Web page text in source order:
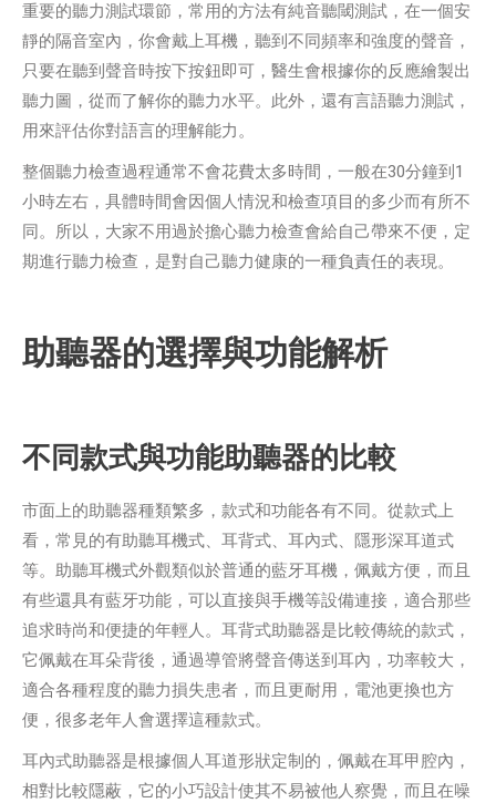
重要的聽力測試環節，常用的方法有純音聽閾測試，在一個安
靜的隔音室內，你會戴上耳機，聽到不同頻率和強度的聲音，
只要在聽到聲音時按下按鈕即可，醫生會根據你的反應繪製出
聽力圖，從而了解你的聽力水平。此外，還有言語聽力測試，
用來評估你對語言的理解能力。
整個聽力檢查過程通常不會花費太多時間，一般在30分鐘到1
小時左右，具體時間會因個人情況和檢查項目的多少而有所不
同。所以，大家不用過於擔心聽力檢查會給自己帶來不便，定
期進行聽力檢查，是對自己聽力健康的一種負責任的表現。
助聽器的選擇與功能解析
不同款式與功能助聽器的比較
市面上的助聽器種類繁多，款式和功能各有不同。從款式上
看，常見的有助聽耳機式、耳背式、耳內式、隱形深耳道式
等。助聽耳機式外觀類似於普通的藍牙耳機，佩戴方便，而且
有些還具有藍牙功能，可以直接與手機等設備連接，適合那些
追求時尚和便捷的年輕人。耳背式助聽器是比較傳統的款式，
它佩戴在耳朵背後，通過導管將聲音傳送到耳內，功率較大，
適合各種程度的聽力損失患者，而且更耐用，電池更換也方
便，很多老年人會選擇這種款式。
耳內式助聽器是根據個人耳道形狀定制的，佩戴在耳甲腔內，
相對比較隱蔽，它的小巧設計使其不易被他人察覺，而且在噪